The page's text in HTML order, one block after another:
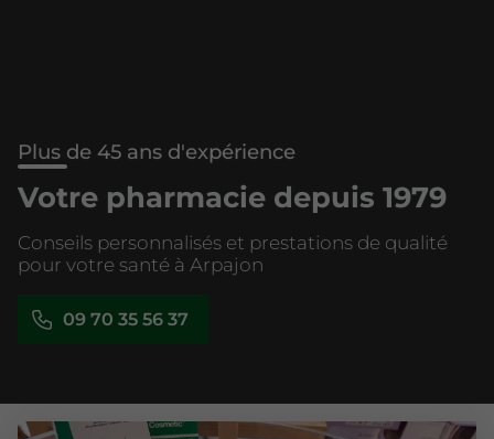
Plus de 45 ans d'expérience
Votre pharmacie depuis 1979
Conseils personnalisés et prestations de qualité
pour votre santé à Arpajon
09 70 35 56 37